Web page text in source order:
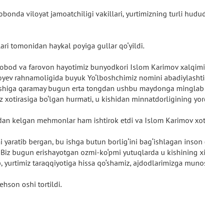
viloyat jamoatchiligi vakillari, yurtimizning turli
tomonidan haykal poyiga gullar qo‘yildi.
va farovon hayotimiz bunyodkori Islom Karimov
rahnamoligida buyuk Yo‘lboshchimiz nomini
qaramay bugun erta tongdan ushbu maydonga
bo‘lgan hurmati, u kishidan minnatdorligining
kelgan mehmonlar ham ishtirok etdi va Islom Karimov
bergan, bu ishga butun borlig‘ini bag‘ishlagan
bugun erishayotgan ozmi-ko‘pmi yutuqlarda u kishining
taraqqiyotiga hissa qo‘shamiz, ajdodlarimizga
oshi tortildi.